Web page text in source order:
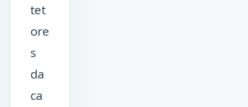
tet
ore
s
da
ca